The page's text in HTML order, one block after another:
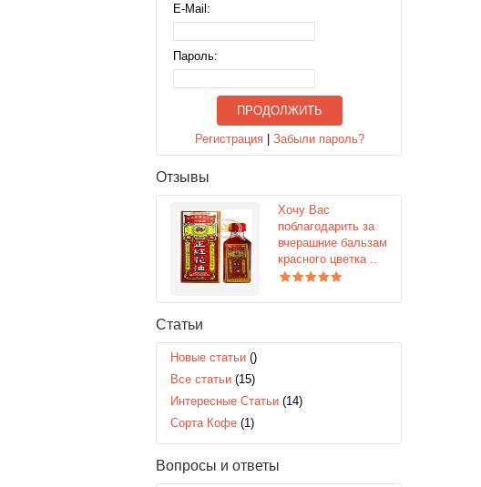
E-Mail:
Пароль:
ПРОДОЛЖИТЬ
Регистрация |Забыли пароль?
Отзывы
Хочу Вас
поблагодарить за
вчерашние бальзам
красного цветка ..
Статьи
Новые статьи ()
Все статьи (15)
Интересные Статьи (14)
Сорта Кофе (1)
Вопросы и ответы